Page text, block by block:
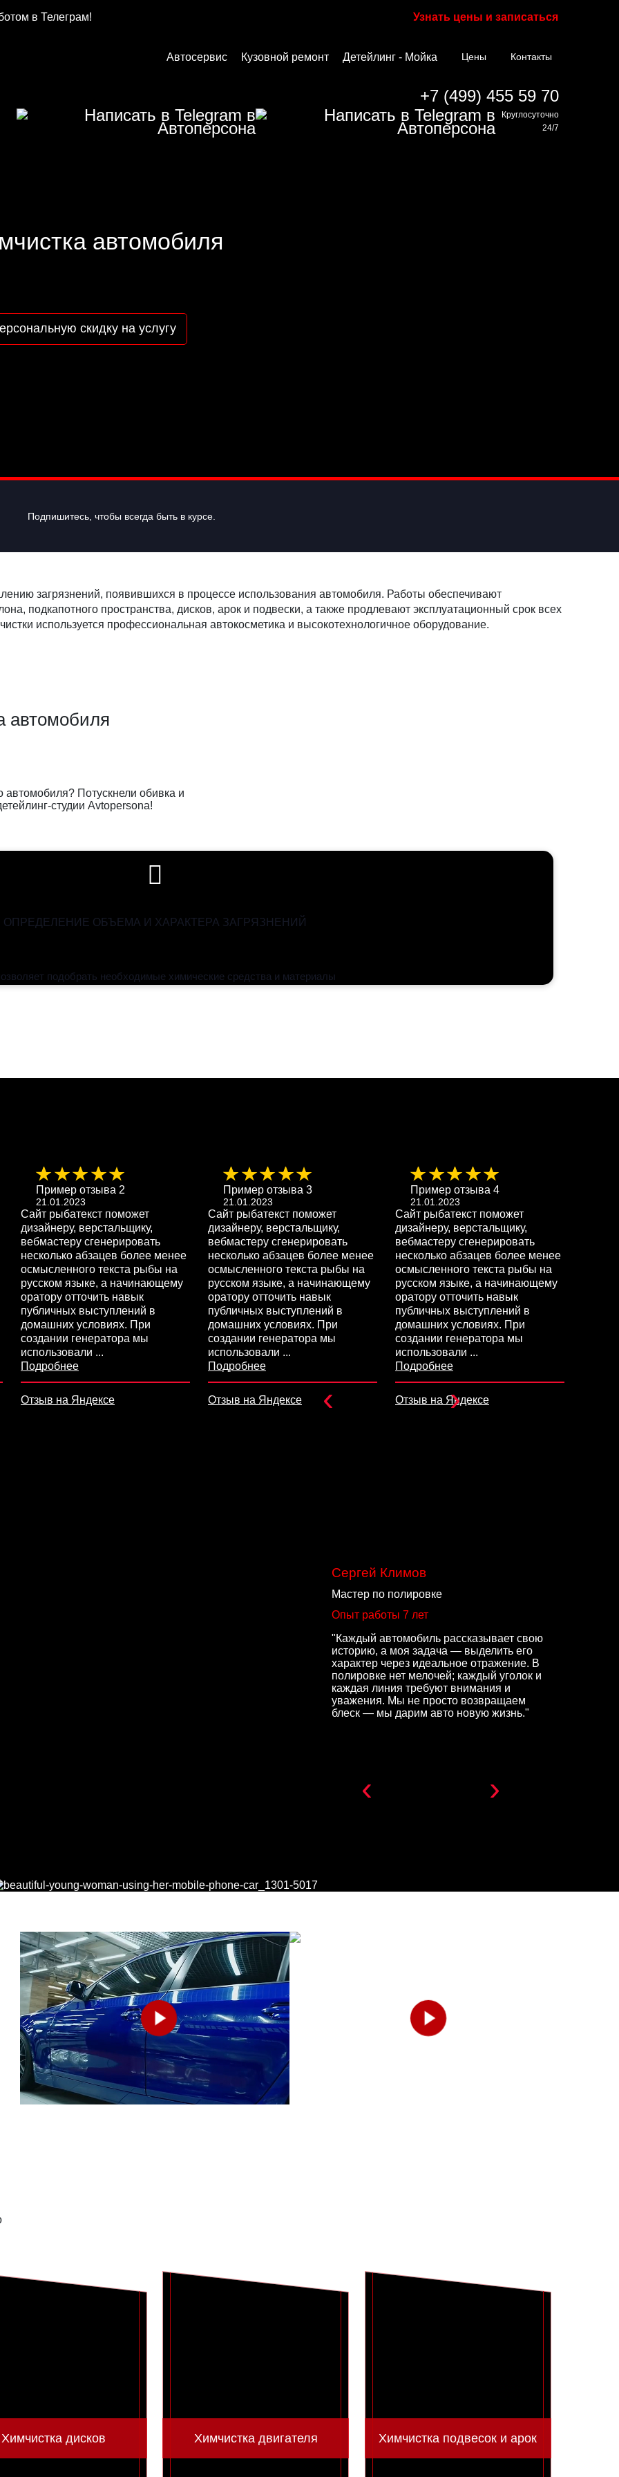
в Телеграм! Узнать цены и записаться
Автосервис Кузовной ремонт Детейлинг - Мойка Цены Контакты
+7 (499) 455 59 70
Круглосуточно
24/7
автомобиля
скидку на услугу
Подпишитесь, чтобы всегда быть в курсе.
загрязнений, появившихся в процессе использования автомобиля. Работы обеспечивают
подкапотного пространства, дисков, арок и подвески, а также продлевают эксплуатационный срок всех
используется профессиональная автокосметика и высокотехнологичное оборудование.
автомобиля
Потускнели обивка и
студии Avtopersona!
ОПРЕДЕЛЕНИЕ ОБЪЕМА И ХАРАКТЕРА ЗАГРЯЗНЕНИЙ
подобрать необходимые химические средства и материалы
Пример отзыва 2
21.01.2023
Сайт рыбатекст поможет
дизайнеру, верстальщику,
вебмастеру сгенерировать
несколько абзацев более менее
осмысленного текста рыбы на
русском языке, а начинающему
оратору отточить навык
публичных выступлений в
домашних условиях. При
создании генератора мы
использовали ...
Подробнее
Отзыв на Яндексе
Пример отзыва 3
21.01.2023
Сайт рыбатекст поможет
дизайнеру, верстальщику,
вебмастеру сгенерировать
несколько абзацев более менее
осмысленного текста рыбы на
русском языке, а начинающему
оратору отточить навык
публичных выступлений в
домашних условиях. При
создании генератора мы
использовали ...
Подробнее
Отзыв на Яндексе
Пример отзыва 4
21.01.2023
Сайт рыбатекст поможет
дизайнеру, верстальщику,
вебмастеру сгенерировать
несколько абзацев более менее
осмысленного текста рыбы на
русском языке, а начинающему
оратору отточить навык
публичных выступлений в
домашних условиях. При
создании генератора мы
использовали ...
Подробнее
Отзыв на Яндексе
‹ ›
Сергей Климов
Мастер по полировке
Опыт работы 7 лет
"Каждый автомобиль рассказывает свою
историю, а моя задача — выделить его
характер через идеальное отражение. В
полировке нет мелочей; каждый уголок и
каждая линия требуют внимания и
уважения. Мы не просто возвращаем
блеск — мы дарим авто новую жизнь."
‹ ›
Химчистка дисков Химчистка двигателя Химчистка подвесок и арок